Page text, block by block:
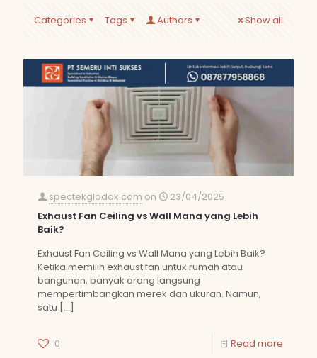
Categories Tags Authors Show all
spectekglodok.com on
23/04/2025
Exhaust Fan Ceiling vs Wall Mana yang Lebih
Baik?
Exhaust Fan Ceiling vs Wall Mana yang Lebih Baik?
Ketika memilih exhaust fan untuk rumah atau
bangunan, banyak orang langsung
mempertimbangkan merek dan ukuran. Namun,
satu […]
0 Read more